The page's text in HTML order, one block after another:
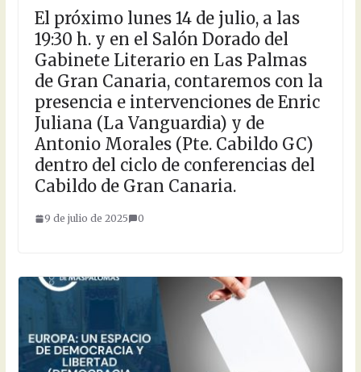
El próximo lunes 14 de julio, a las
19:30 h. y en el Salón Dorado del
Gabinete Literario en Las Palmas
de Gran Canaria, contaremos con la
presencia e intervenciones de Enric
Juliana (La Vanguardia) y de
Antonio Morales (Pte. Cabildo GC)
dentro del ciclo de conferencias del
Cabildo de Gran Canaria.
9 de julio de 2025 0